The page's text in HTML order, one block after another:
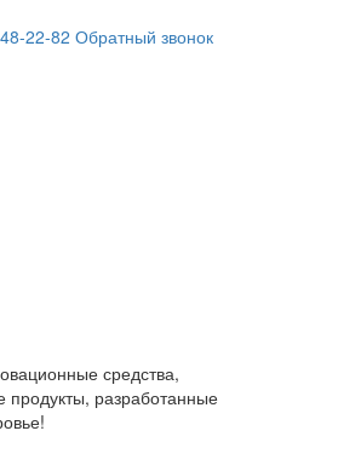
22-82 Обратный звонок
средства,
разработанные